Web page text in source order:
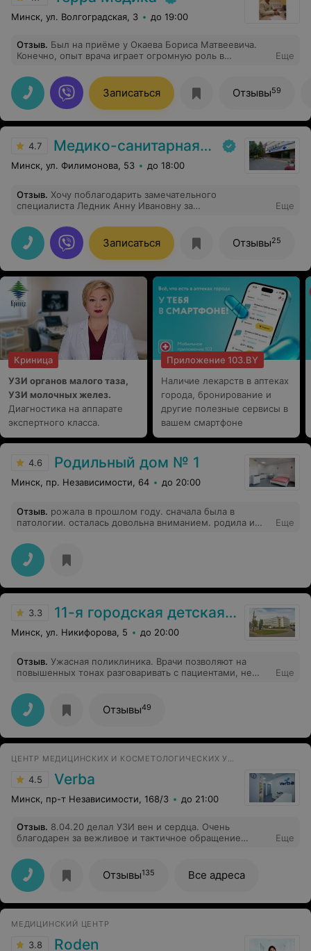
Минск, ул. Волгоградская, 3 до 19:00
Отзыв. Был на приёме у Окаева Бориса Матвеевича.
Конечно, опыт врача играет огромную роль в
рекомендации и выписанное лечение - эффективны и
малозатратны. Спасибо Вам за внимание и участие в
нашей проблеме со здоровьем.
Еще
Записаться Отзывы59
4.7 Медико-санитарная часть Вавилова
Минск, ул. Филимонова, 53 до 18:00
Отзыв. Хочу поблагодарить замечательного
специалиста Ледник Анну Ивановну за
профессионализм! Спасибо за вашу работу!
Еще
Записаться Отзывы25
Криница
УЗИ органов малого таза,
УЗИ молочных желез.
Диагностика на аппарате
экспертного класса.
Приложение 103.BY
Наличие лекарств в аптеках
города, бронирование и
другие полезные сервисы в
вашем смартфоне
4.6 Родильный дом № 1
Минск, пр. Независимости, 64 до 20:00
Отзыв. рожала в прошлом году. сначала была в
патологии. осталась довольна вниманием. родила и
там и начался ужас- заведующая преследует только
меркантильный интерес: хочешь отдельную палату-
плати. а я кашляла и она положила с
новорожденными!!! мамы были возмущены. хотя она
была обязана положить в отдельную. Сделали чистку
анастэзией!!! делала доцент . открылось кровотечение.
едва спасли. делали повторно чистку. врачи не
компетентные, безответственные. слава Богу, что
Еще
3.3 11-я городская детская поликлиника
Минск, ул. Никифорова, 5 до 20:00
Отзыв. Ужасная поликлиника. Врачи позволяют на
повышенных тонах разговаривать с пациентами, не
обращении. Участкового я уже практически год не
видела.
Еще
Отзывы49
ЦЕНТР МЕДИЦИНСКИХ И КОСМЕТОЛОГИЧЕСКИХ УСЛУГ
4.5 Verba
Минск, пр-т Независимости, 168/3 до 21:00
Отзыв. 8.04.20 делал УЗИ вен и сердца. Очень
благодарен за вежливое и тактичное обращение
высокий профессионализм врачу Листопад Наталье
Игоревне. Все очень хорошо рассказала, а процедуру
УЗИ сделал на высшем уровне, по сравнению с
другими местами, где делал раньше.
Еще
Отзывы135 Все адреса
МЕДИЦИНСКИЙ ЦЕНТР
3.8 Roden